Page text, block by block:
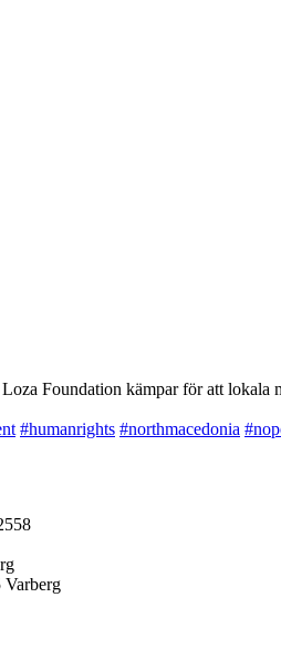
Foundation kämpar för att lokala
#humanrights #northmacedonia